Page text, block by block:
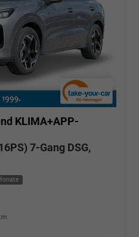
KLIMA+APP-
7-Gang DSG,